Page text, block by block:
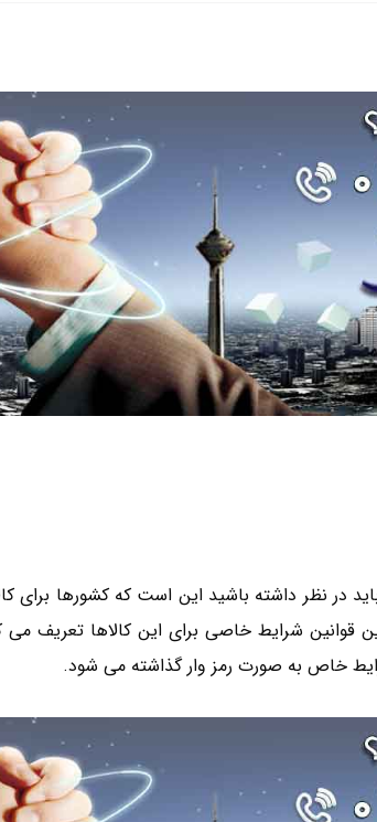
در نظر داشته باشید این است که کشورها برای
قوانین شرایط خاصی برای این کالاها تعریف می
خاص به صورت رمز وار گذاشته می شود.